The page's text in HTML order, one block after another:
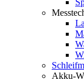
Akku-